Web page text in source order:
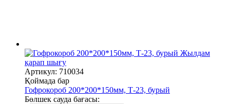
Жылдам
қарап шығу
Артикул: 710034
Қоймада бар
Гофрокороб 200*200*150мм, Т-23, бурый
Бөлшек сауда бағасы: